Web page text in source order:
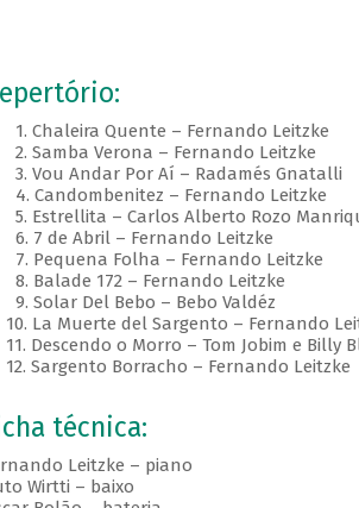
Chaleira Quente – Fernando Leitzke
Samba Verona – Fernando Leitzke
Vou Andar Por Aí – Radamés Gnatalli
Candombenitez – Fernando Leitzke
Estrellita – Carlos Alberto Rozo
7 de Abril – Fernando Leitzke
Pequena Folha – Fernando Leitzke
Balade 172 – Fernando Leitzke
Solar Del Bebo – Bebo Valdéz
La Muerte del Sargento – Fernando
Descendo o Morro – Tom Jobim e Billy
Sargento Borracho – Fernando Leitzke
técnica:
Leitzke – piano
Wirtti – baixo